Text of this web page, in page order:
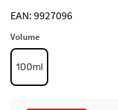
9927096
Volume
100ml